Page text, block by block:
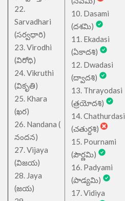
22.
Sarvadhari
(సర్వధారి)
23. Virodhi
(విరోధి)
24. Vikruthi
(వికృతి)
25. Khara
(ఖర)
26. Nandana (
నందన)
27. Vijaya
(విజయ)
28. Jaya
(జయ)
10. Dasami
(దశమి)
11. Ekadasi
(ఏకాదశి)
12. Dwadasi
(ద్వాదశి)
13. Thrayodasi
(త్రయోదశి)
14. Chathurdasi
(చతుర్దశి)
15. Pournami
(పౌర్ణమి)
16. Padyami
(పాడ్యమి)
17. Vidiya